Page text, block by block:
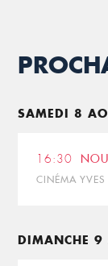
SAMEDI 8
16:30
CINÉMA YVES
DIMANCHE